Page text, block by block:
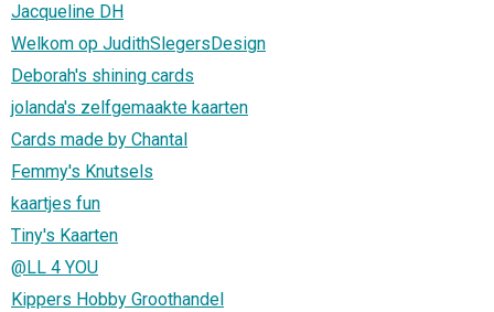
Jacqueline DH
Welkom op JudithSlegersDesign
Deborah's shining cards
jolanda's zelfgemaakte kaarten
Cards made by Chantal
Femmy's Knutsels
kaartjes fun
Tiny's Kaarten
@LL 4 YOU
Kippers Hobby Groothandel